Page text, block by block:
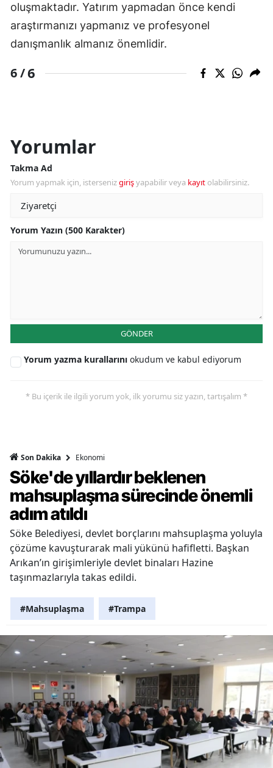
oluşmaktadır. Yatırım yapmadan önce kendi
araştırmanızı yapmanız ve profesyonel
danışmanlık almanız önemlidir.
6 /6
Yorumlar
Takma Ad
Yorum yapmak için, istersenizgirişyapabilir veya kayıt olabilirsiniz.
Yorum Yazın (500 Karakter)
GÖNDER
Yorum yazma kurallarını okudum ve kabul ediyorum
* Bu içerik ile ilgili yorum yok, ilk yorumu siz yazın, tartışalım *
Son Dakika Ekonomi
Söke'de yıllardır beklenen
mahsuplaşma sürecinde önemli
adım atıldı
Söke Belediyesi, devlet borçlarını mahsuplaşma yoluyla
çözüme kavuşturarak mali yükünü hafifletti. Başkan
Arıkan’ın girişimleriyle devlet binaları Hazine
taşınmazlarıyla takas edildi.
#Mahsuplaşma #Trampa